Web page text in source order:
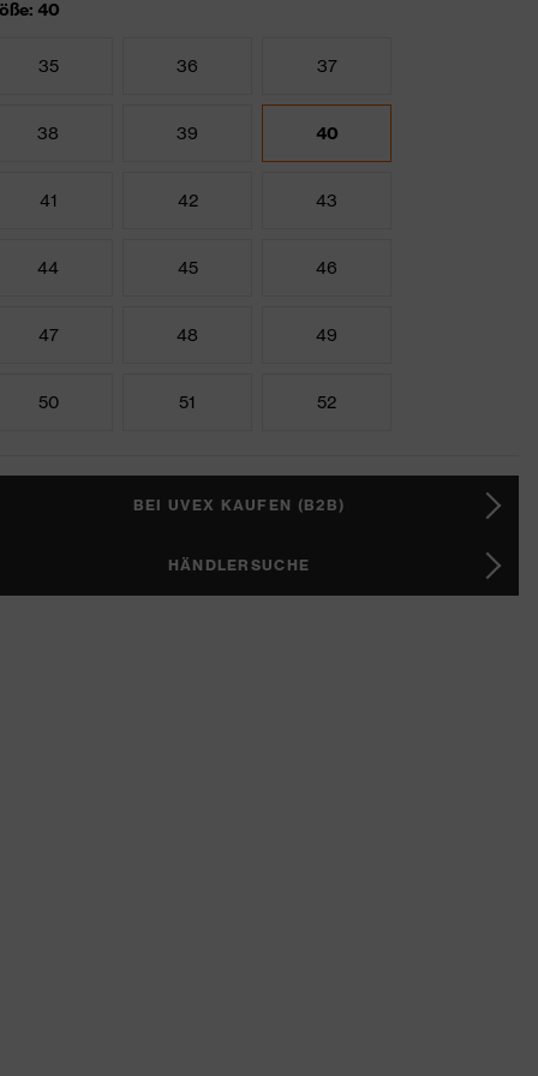
40
35 36 37
38 39 40
41 42 43
44 45 46
47 48 49
50 51 52
BEI UVEX KAUFEN (B2B)
HÄNDLERSUCHE